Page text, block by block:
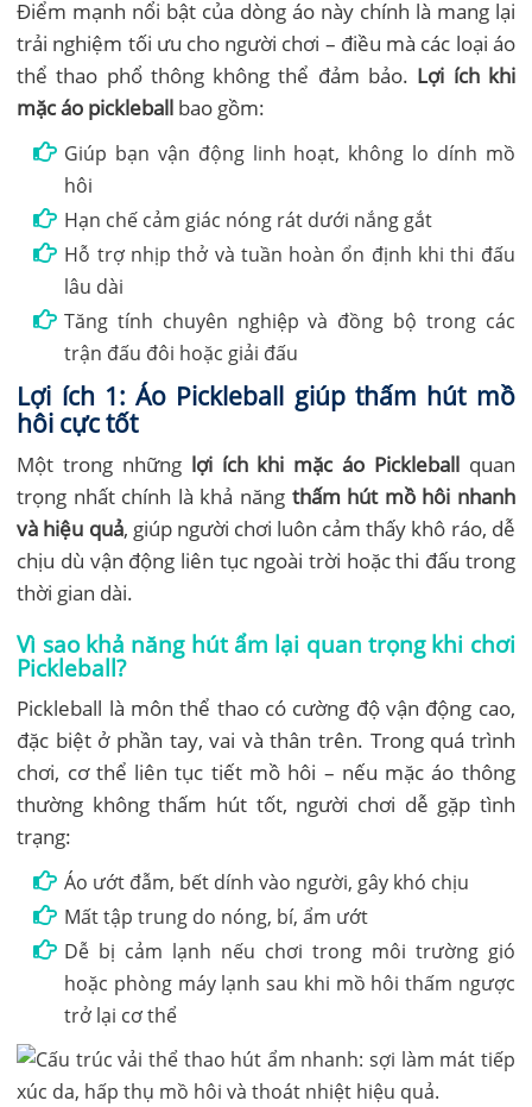
Điểm mạnh nổi bật của dòng áo này chính là mang lại
trải nghiệm tối ưu cho người chơi – điều mà các loại áo
thể thao phổ thông không thể đảm bảo. Lợi ích khi
mặc áo pickleball bao gồm:
Giúp bạn vận động linh hoạt, không lo dính mồ
hôi
Hạn chế cảm giác nóng rát dưới nắng gắt
Hỗ trợ nhịp thở và tuần hoàn ổn định khi thi đấu
lâu dài
Tăng tính chuyên nghiệp và đồng bộ trong các
trận đấu đôi hoặc giải đấu
Lợi ích 1: Áo Pickleball giúp thấm hút mồ
hôi cực tốt
Một trong những lợi ích khi mặc áo Pickleballquan
trọng nhất chính là khả năng thấm hút mồ hôi nhanh
và hiệu quả, giúp người chơi luôn cảm thấy khô ráo, dễ
chịu dù vận động liên tục ngoài trời hoặc thi đấu trong
thời gian dài.
Vì sao khả năng hút ẩm lại quan trọng khi chơi
Pickleball?
Pickleball là môn thể thao có cường độ vận động cao,
đặc biệt ở phần tay, vai và thân trên. Trong quá trình
chơi, cơ thể liên tục tiết mồ hôi – nếu mặc áo thông
thường không thấm hút tốt, người chơi dễ gặp tình
trạng:
Áo ướt đẫm, bết dính vào người, gây khó chịu
Mất tập trung do nóng, bí, ẩm ướt
Dễ bị cảm lạnh nếu chơi trong môi trường gió
hoặc phòng máy lạnh sau khi mồ hôi thấm ngược
trở lại cơ thể